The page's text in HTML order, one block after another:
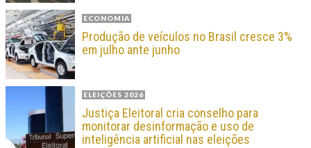
ECONOMIA
Produção de veículos no Brasil cresce 3%
em julho ante junho
ELEIÇÕES 2026
Justiça Eleitoral cria conselho para
monitorar desinformação e uso de
inteligência artificial nas eleições